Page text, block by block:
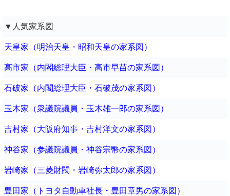
▼人気家系図
天皇家（明治天皇・昭和天皇の家系図）
高市家（内閣総理大臣・高市早苗の家系図）
石破家（内閣総理大臣・石破茂の家系図）
玉木家（衆議院議員・玉木雄一郎の家系図）
吉村家（大阪府知事・吉村洋文の家系図）
神谷家（参議院議員・神谷宗幣の家系図）
岩崎家（三菱財閥・岩崎弥太郎の家系図）
豊田家（トヨタ自動車社長・豊田章男の家系図）